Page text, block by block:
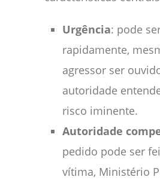
Urgência: pode
rapidamente,
agressor ser
autoridade
risco iminente.
Autoridade
pedido pode ser
vítima, Ministério